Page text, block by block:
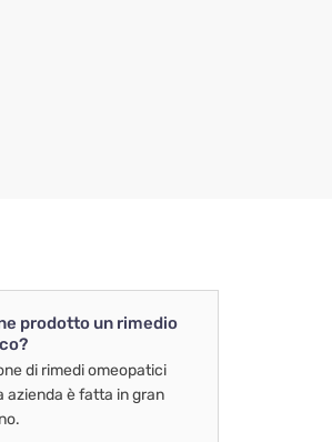
prodotto un rimedio
di rimedi omeopatici
azienda è fatta in gran